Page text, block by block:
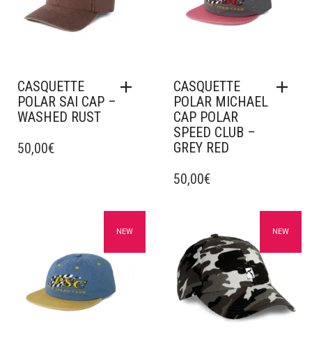
CASQUETTE
POLAR SAI CAP –
WASHED RUST
50,00€
CASQUETTE
POLAR MICHAEL
CAP POLAR
SPEED CLUB –
GREY RED
50,00€
Ajouter à mes favorisNEW Ajouter à mes favorisNEW